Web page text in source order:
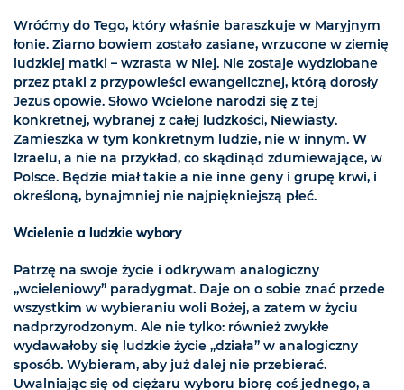
Wróćmy do Tego, który właśnie baraszkuje w Maryjnym
łonie. Ziarno bowiem zostało zasiane, wrzucone w ziemię
ludzkiej matki – wzrasta w Niej. Nie zostaje wydziobane
przez ptaki z przypowieści ewangelicznej, którą dorosły
Jezus opowie. Słowo Wcielone narodzi się z tej
konkretnej, wybranej z całej ludzkości, Niewiasty.
Zamieszka w tym konkretnym ludzie, nie w innym. W
Izraelu, a nie na przykład, co skądinąd zdumiewające, w
Polsce. Będzie miał takie a nie inne geny i grupę krwi, i
określoną, bynajmniej nie najpiękniejszą płeć.
Wcielenie a ludzkie wybory
Patrzę na swoje życie i odkrywam analogiczny
„wcieleniowy” paradygmat. Daje on o sobie znać przede
wszystkim w wybieraniu woli Bożej, a zatem w życiu
nadprzyrodzonym. Ale nie tylko: również zwykłe
wydawałoby się ludzkie życie „działa” w analogiczny
sposób. Wybieram, aby już dalej nie przebierać.
Uwalniając się od ciężaru wyboru biorę coś jednego, a